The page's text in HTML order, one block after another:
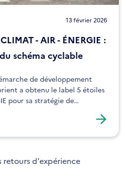
13 février 2026
- AIR - ÉNERGIE :
schéma cyclable
de développement
a obtenu le label 5 étoiles
pour sa stratégie de
retours d'expérience